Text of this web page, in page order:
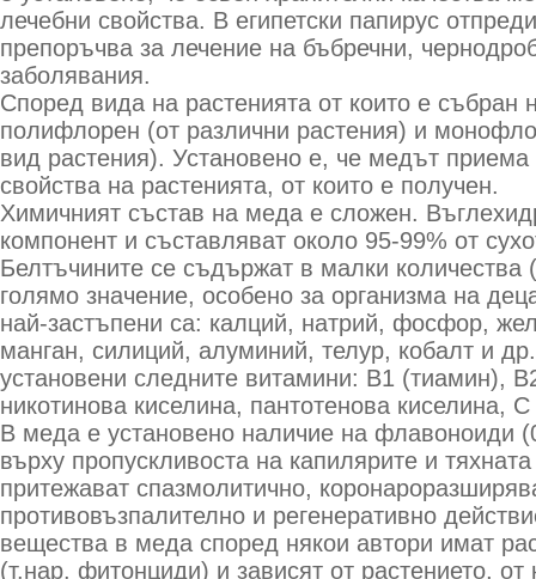
лечебни свойства. В египетски папирус
препоръчва за лечение на бъбречни,
заболявания.
Според вида на растенията от които е събран
полифлорен (от различни растения) и
вид растения). Установено е, че медът приема
свойства на растенията, от които е получен.
Химичният състав на меда е сложен.
компонент и съставляват около 95-99% от
Белтъчините се съдържат в малки количества
голямо значение, особено за организма на
най-застъпени са: калций, натрий, фосфор,
манган, силиций, алуминий, телур, кобалт и
установени следните витамини: В1 (тиамин),
никотинова киселина, пантотенова киселина,
В меда е установено наличие на флавоноиди
върху пропускливоста на капилярите и
притежават спазмолитично,
противовъзпалително и регенеративно
вещества в меда според някои автори имат
(т.нар. фитонциди) и зависят от растението,